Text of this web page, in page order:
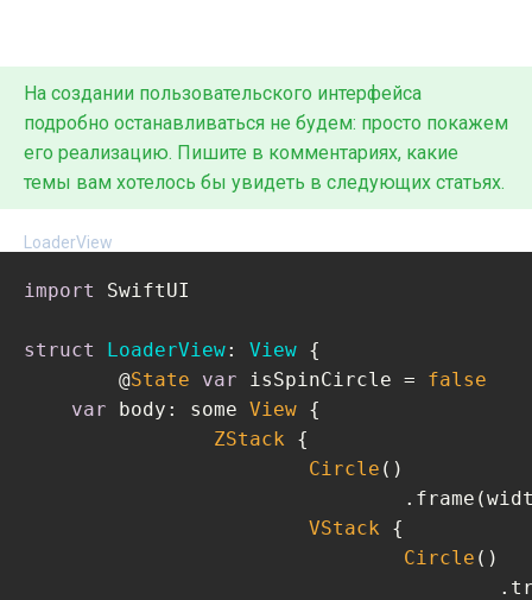
На создании пользовательского интерфейса
подробно останавливаться не будем: просто покажем
его реализацию. Пишите в комментариях, какие
темы вам хотелось бы увидеть в следующих статьях.
LoaderView
import SwiftUI
struct LoaderView: View {
	@
State var isSpinCircle = false
var body: some View {
ZStack {
Circle ()
VStack {
Circle ()